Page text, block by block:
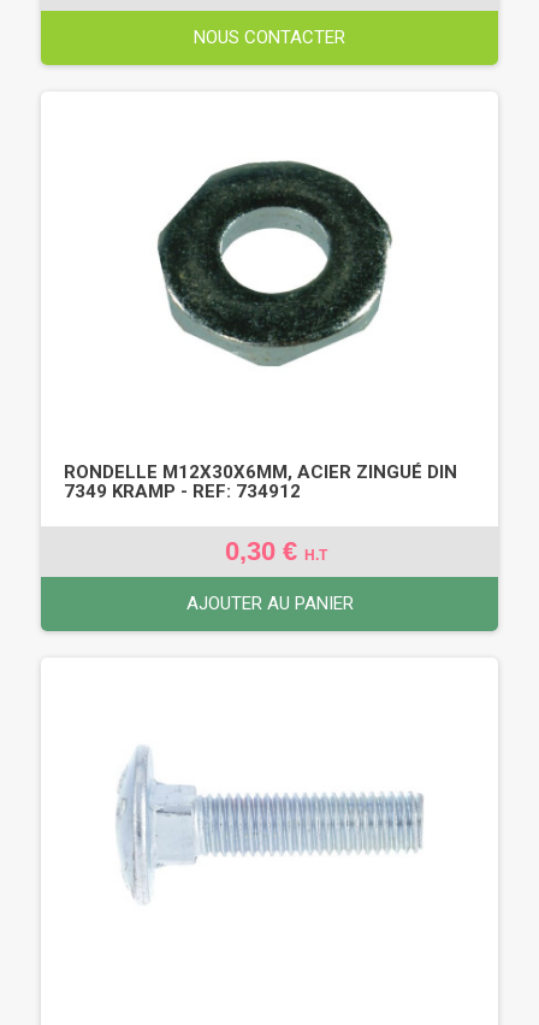
NOUS CONTACTER
RONDELLE M12X30X6MM, ACIER ZINGUÉ DIN
7349 KRAMP - REF: 734912
0,30 € H.T
AJOUTER AU PANIER